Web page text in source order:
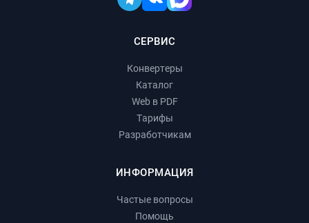
СЕРВИС
Конвертеры
Каталог
Web в PDF
Тарифы
Разработчикам
ИНФОРМАЦИЯ
Частые вопросы
Помощь